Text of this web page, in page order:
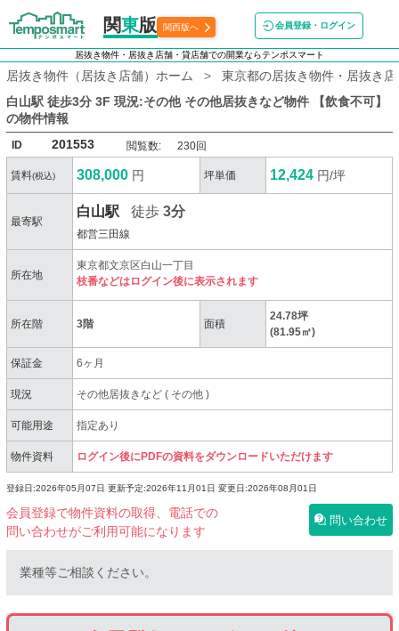
関東版 関西版へ 会員登録・ログイン
居抜き物件・居抜き店舗・貸店舗での開業ならテンポスマート
居抜き物件（居抜き店舗）ホーム
東京都の居抜き物件・居抜き
白山駅 徒歩3分 3F 現況:その他 その他居抜きなど物件 【飲食不可】
の物件情報
ID 201553 閲覧数: 230回
賃料(税込) 308,000 円 坪単価 12,424 円/坪
最寄駅
白山駅 徒歩3分
都営三田線
所在地
東京都文京区白山一丁目
枝番などはログイン後に表示されます
所在階 3階 面積
24.78坪
(81.95㎡)
保証金 6ヶ月
現況 その他居抜きなど( その他)
可能用途 指定あり
物件資料 ログイン後にPDFの資料をダウンロードいただけます
登録日:2026年05月07日 更新予定:2026年11月01日 変更日:2026年08月01日
会員登録で物件資料の取得、電話での
問い合わせがご利用可能になります
問い合わせ
業種等ご相談ください。